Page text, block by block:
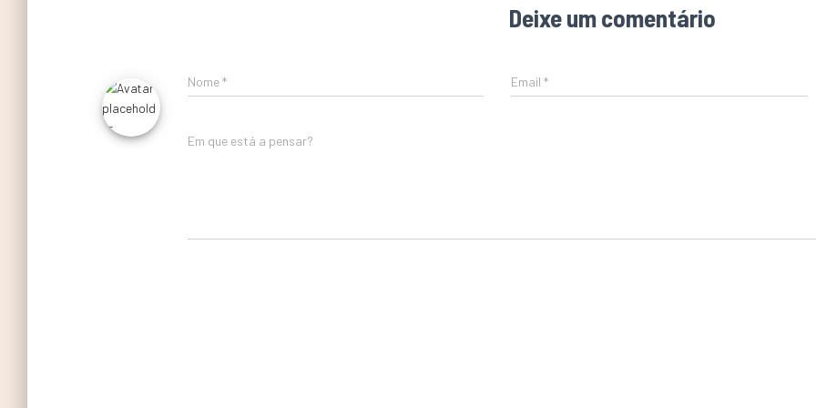
Deixe um comentário
Nome* Email*
Em que está a pensar?